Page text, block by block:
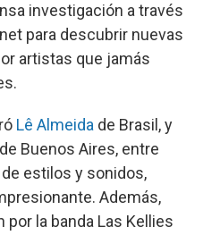
investigación a través
para descubrir nuevas
artistas que jamás
Lê Almeida de Brasil, y
de Buenos Aires, entre
estilos y sonidos,
Además,
la banda Las Kellies